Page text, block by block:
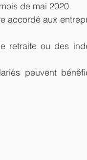
de mai 2020.
accordé aux
retraite ou des
peuvent